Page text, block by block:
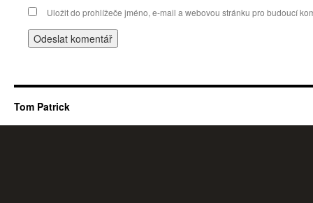
Uložit do prohlížeče jméno, e-mail a webovou stránku pro budoucí
Tom Patrick